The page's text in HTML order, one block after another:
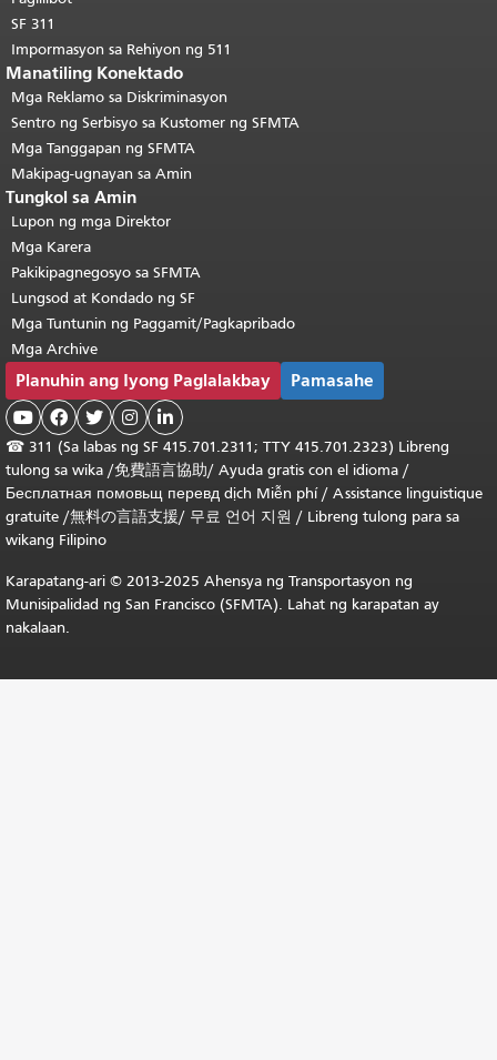
SF 311
Impormasyon sa Rehiyon ng 511
Manatiling Konektado
Mga Reklamo sa Diskriminasyon
Sentro ng Serbisyo sa Kustomer ng SFMTA
Mga Tanggapan ng SFMTA
Makipag-ugnayan sa Amin
Tungkol sa Amin
Lupon ng mga Direktor
Mga Karera
Pakikipagnegosyo sa SFMTA
Lungsod at Kondado ng SF
Mga Tuntunin ng Paggamit/Pagkapribado
Mga Archive
Planuhin ang Iyong Paglalakbay Pamasahe
    
☎ 311 (Sa labas ng SF 415.701.2311; TTY 415.701.2323) Libreng
tulong sa wika /免費語言協助/ Ayuda gratis con el idioma /
Бесплатная помовьщ перевд dịch Miễn phí/ Assistance linguistique
gratuite /無料の言語支援/ 무료 언어 지원 / Libreng tulong para sa
wikang Filipino
Karapatang-ari © 2013-2025 Ahensya ng Transportasyon ng
Munisipalidad ng San Francisco (SFMTA). Lahat ng karapatan ay
nakalaan.